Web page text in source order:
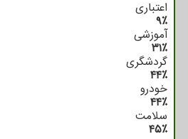
اعتباری
۹٪
آموزشی
۳۱٪
گردشگری
۴۴٪
خودرو
۴۴٪
سلامت
۴۵٪